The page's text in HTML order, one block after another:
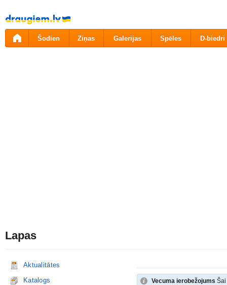
Pāriet
uz
saturu
Šodien Ziņas Galerijas Spēles D-biedri
Lapas
Aktualitātes
Katalogs
Vecuma ierobežojums Šai